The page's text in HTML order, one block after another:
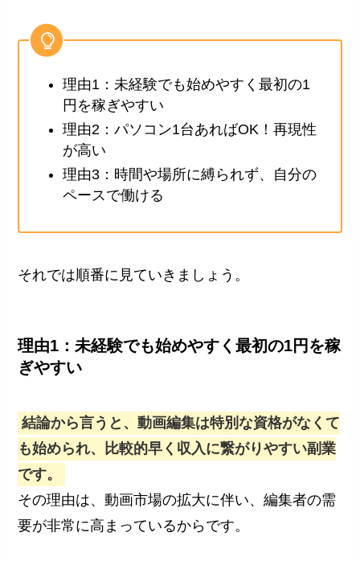
理由1：未経験でも始めやすく最初の1
円を稼ぎやすい
理由2：パソコン1台あればOK！再現性
が高い
理由3：時間や場所に縛られず、自分の
ペースで働ける
それでは順番に見ていきましょう。
理由1：未経験でも始めやすく最初の1円を稼
ぎやすい
結論から言うと、動画編集は特別な資格がなくて
も始められ、比較的早く収入に繋がりやすい副業
です。
その理由は、動画市場の拡大に伴い、編集者の需
要が非常に高まっているからです。